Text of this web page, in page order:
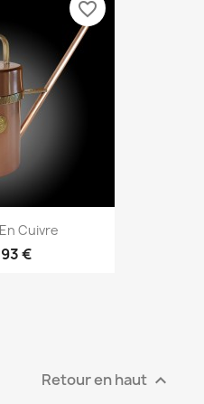
Cuivre
€
favorite_border
Retour en haut 